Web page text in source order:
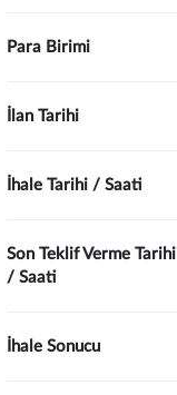
Para Birimi
İlan Tarihi
İhale Tarihi / Saati
Son Teklif Verme Tarihi
/ Saati
İhale Sonucu